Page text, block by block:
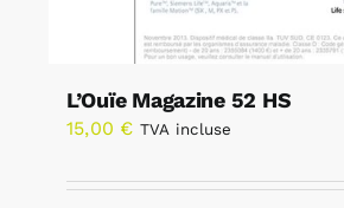
L’Ouïe Magazine 52 HS
15,00 € TVA incluse